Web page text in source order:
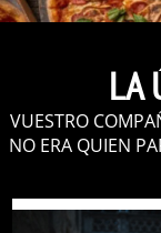
LA
VUESTRO
NO ERA QUIEN